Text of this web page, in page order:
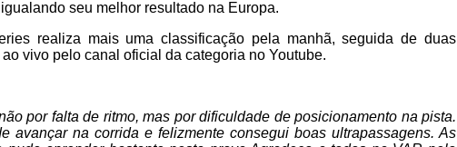
seu melhor resultado na Europa.
realiza mais uma classificação pela manhã, seguida de duas
vivo pelo canal oficial da categoria no Youtube.
por falta de ritmo, mas por dificuldade de posicionamento na pista.
avançar na corrida e felizmente consegui boas ultrapassagens. As